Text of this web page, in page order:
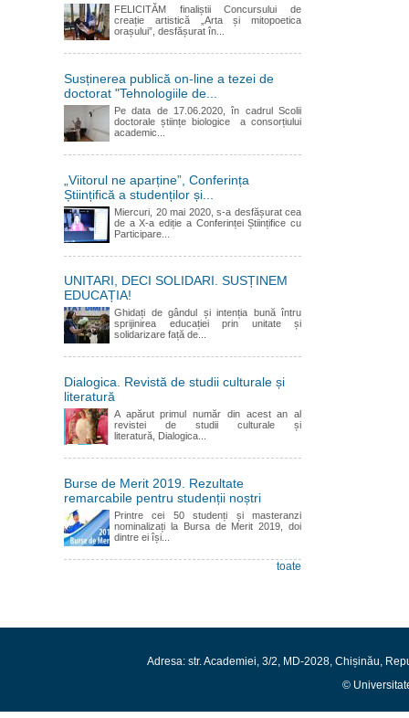
FELICITĂM finaliștii Concursului de
creație artistică „Arta și mitopoetica
orașului”, desfășurat în...
Susținerea publică on-line a tezei de
doctorat "Tehnologiile de...
Pe data de 17.06.2020, în cadrul Scolii
doctorale științe biologice a consorțiului
academic...
„Viitorul ne aparține”, Conferința
Științifică a studenților și...
Miercuri, 20 mai 2020, s-a desfășurat cea
de a X-a ediție a Conferinței Științifice cu
Participare...
UNITARI, DECI SOLIDARI. SUSȚINEM
EDUCAȚIA!
Ghidați de gândul și intenția bună întru
sprijinirea educației prin unitate și
solidarizare față de...
Dialogica. Revistă de studii culturale și
literatură
A apărut primul număr din acest an al
revistei de studii culturale și
literatură, Dialogica...
Burse de Merit 2019. Rezultate
remarcabile pentru studenții noștri
Printre cei 50 studenți și masteranzi
nominalizați la Bursa de Merit 2019, doi
dintre ei își...
toate
Adresa: str. Academiei, 3/2, MD-2028, Chișinău,
©